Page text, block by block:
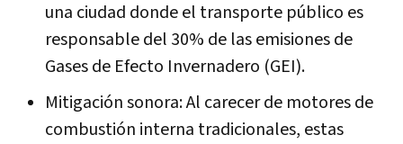
una ciudad donde el transporte público es
responsable del 30% de las emisiones de
Gases de Efecto Invernadero (GEI).
Mitigación sonora: Al carecer de motores de
combustión interna tradicionales, estas